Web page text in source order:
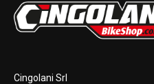
Cingolani Srl